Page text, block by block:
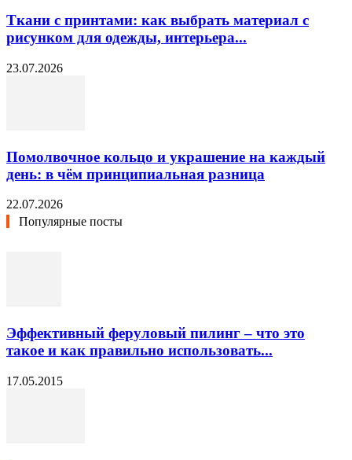
Ткани с принтами: как выбрать материал с
рисунком для одежды, интерьера...
23.07.2026
Помолвочное кольцо и украшение на каждый
день: в чём принципиальная разница
22.07.2026
Популярные посты
Эффективный феруловый пилинг – что это
такое и как правильно использовать...
17.05.2015